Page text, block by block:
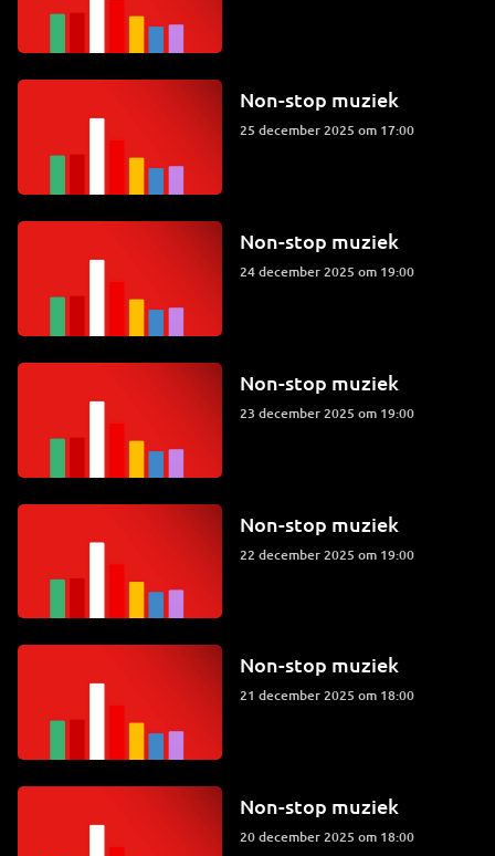
Non-stop muziek
25 december 2025 om 17:00
Non-stop muziek
24 december 2025 om 19:00
Non-stop muziek
23 december 2025 om 19:00
Non-stop muziek
22 december 2025 om 19:00
Non-stop muziek
21 december 2025 om 18:00
Non-stop muziek
20 december 2025 om 18:00